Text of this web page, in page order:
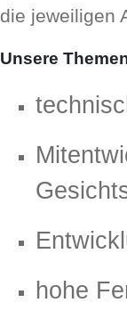
die jeweiligen
Unsere
hohe